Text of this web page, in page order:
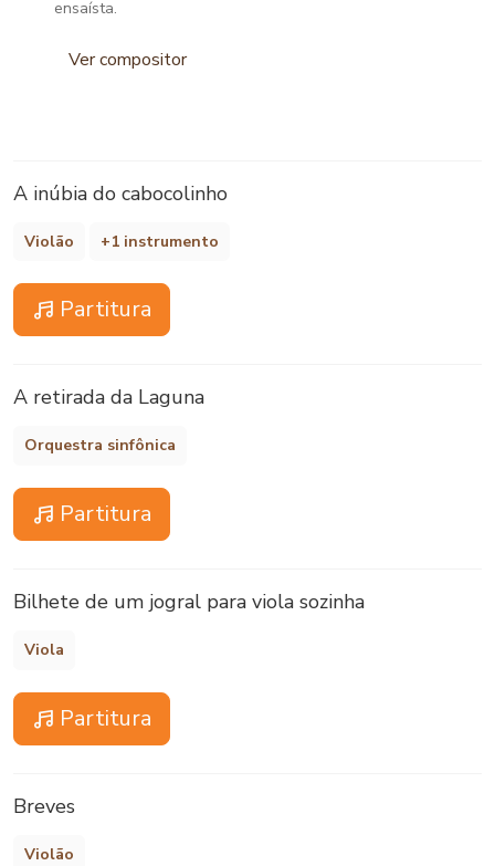
ensaísta.
Ver compositor
A inúbia do cabocolinho
Violão +1 instrumento
Partitura
A retirada da Laguna
Orquestra sinfônica
Partitura
Bilhete de um jogral para viola sozinha
Viola
Partitura
Breves
Violão